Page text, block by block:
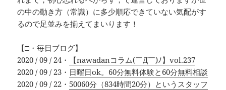
の中の動き方（常識）に多少順応できていない気配がす
るので足並みを揃えてまいります！
【□・毎日ブログ】
2020 / 09 / 24・
【nawadanコラム(￣Д￣)ﾉ】vol.237
2020 / 09 / 23・ 日曜日ok。60分無料体験と60分無料相談
2020 / 09 / 22・ 50060分（834時間20分）というスタッフ